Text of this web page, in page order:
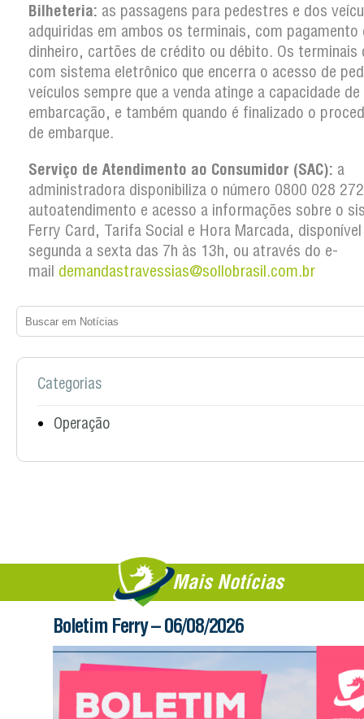
Bilheteria: as passagens para pedestres e dos
adquiridas em ambos os terminais, com pagamento
dinheiro, cartões de crédito ou débito. Os terminais
com sistema eletrônico que encerra o acesso de
veículos sempre que a venda atinge a capacidade de
embarcação, e também quando é finalizado o
de embarque.
Serviço de Atendimento ao Consumidor (SAC): a
administradora disponibiliza o número 0800 028
autoatendimento e acesso a informações sobre o
Ferry Card, Tarifa Social e Hora Marcada,
segunda a sexta das 7h às 13h, ou através do e-
mail demandastravessias@sollobrasil.com.br
Categorias
Operação
Mais Notícias
Boletim Ferry – 06/08/2026